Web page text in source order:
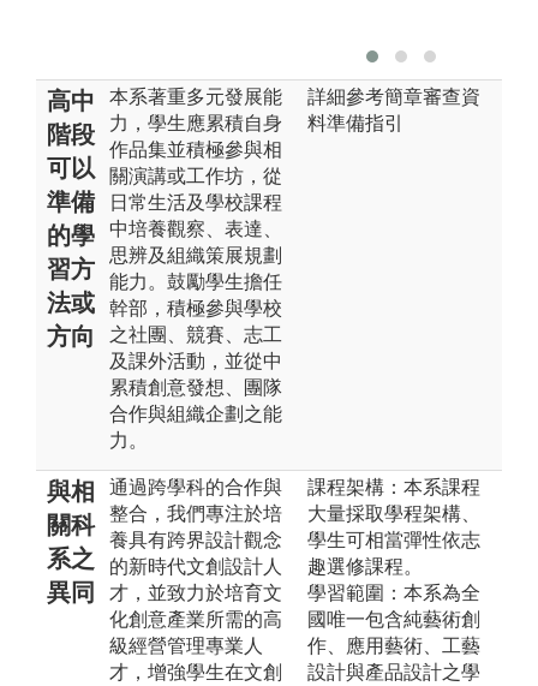
高中
階段
可以
準備
的學
習方
法或
方向
本系著重多元發展能
力，學生應累積自身
作品集並積極參與相
關演講或工作坊，從
日常生活及學校課程
中培養觀察、表達、
思辨及組織策展規劃
能力。鼓勵學生擔任
幹部，積極參與學校
之社團、競賽、志工
及課外活動，並從中
累積創意發想、團隊
合作與組織企劃之能
力。
詳細參考簡章審查資
料準備指引
與相
關科
系之
異同
通過跨學科的合作與
整合，我們專注於培
養具有跨界設計觀念
的新時代文創設計人
才，並致力於培育文
化創意產業所需的高
級經營管理專業人
才，增強學生在文創
課程架構：本系課程
大量採取學程架構、
學生可相當彈性依志
趣選修課程。
學習範圍：本系為全
國唯一包含純藝術創
作、應用藝術、工藝
設計與產品設計之學